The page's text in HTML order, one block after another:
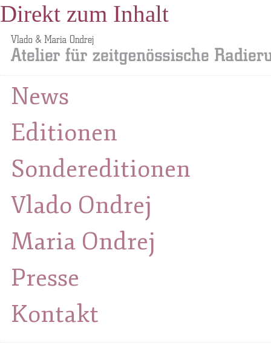
Direkt zum Inhalt
News
Editionen
Sondereditionen
Vlado Ondrej
Maria Ondrej
Presse
Kontakt